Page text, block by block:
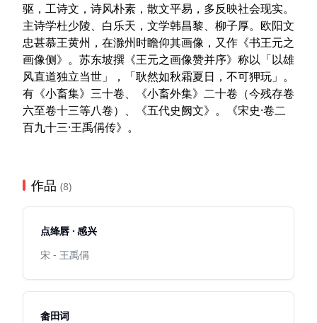
驱，工诗文，诗风朴素，散文平易，多反映社会现实。
主诗学杜少陵、白乐天，文学韩昌黎、柳子厚。欧阳文
忠甚慕王黄州，在滁州时瞻仰其画像，又作《书王元之
画像侧》。苏东坡撰《王元之画像赞并序》称以「以雄
风直道独立当世」，「耿然如秋霜夏日，不可狎玩」。
有《小畜集》三十卷、《小畜外集》二十卷（今残存卷
六至卷十三等八卷）、《五代史阙文》。《宋史·卷二
百九十三·王禹偁传》。
作品 (8)
点绛唇 · 感兴
宋 - 王禹偁
畲田词